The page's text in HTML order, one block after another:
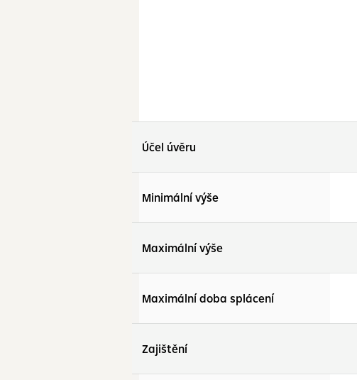
Účel úvěru
Minimální výše
Maximální výše
Maximální doba splácení
Zajištění